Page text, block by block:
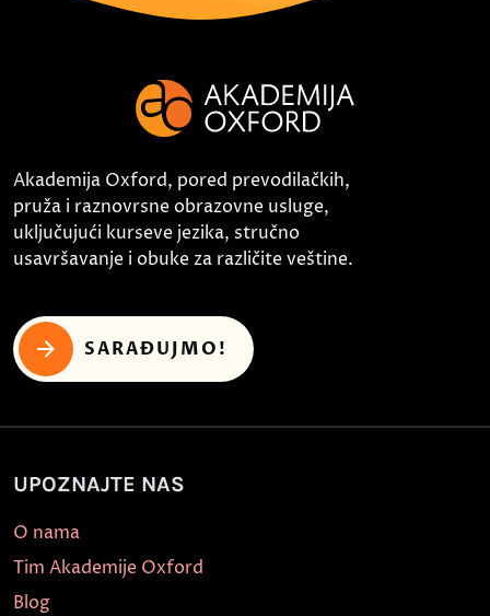
Akademija Oxford, pored prevodilačkih,
pruža i raznovrsne obrazovne usluge,
uključujući kurseve jezika, stručno
usavršavanje i obuke za različite veštine.
SARAĐUJMO!
UPOZNAJTE NAS
O nama
Tim Akademije Oxford
Blog